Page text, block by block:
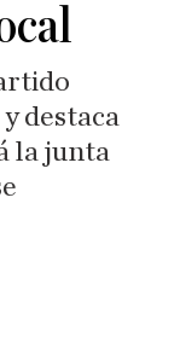
destaca
la junta